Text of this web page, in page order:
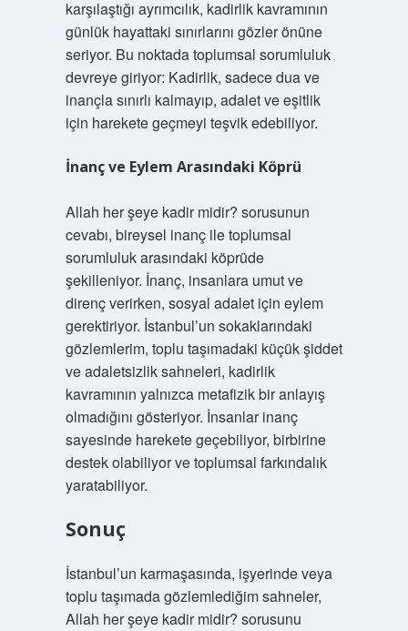
karşılaştığı ayrımcılık, kadirlik kavramının
günlük hayattaki sınırlarını gözler önüne
seriyor. Bu noktada toplumsal sorumluluk
devreye giriyor: Kadirlik, sadece dua ve
inançla sınırlı kalmayıp, adalet ve eşitlik
için harekete geçmeyi teşvik edebiliyor.
İnanç ve Eylem Arasındaki Köprü
Allah her şeye kadir midir? sorusunun
cevabı, bireysel inanç ile toplumsal
sorumluluk arasındaki köprüde
şekilleniyor. İnanç, insanlara umut ve
direnç verirken, sosyal adalet için eylem
gerektiriyor. İstanbul’un sokaklarındaki
gözlemlerim, toplu taşımadaki küçük şiddet
ve adaletsizlik sahneleri, kadirlik
kavramının yalnızca metafizik bir anlayış
olmadığını gösteriyor. İnsanlar inanç
sayesinde harekete geçebiliyor, birbirine
destek olabiliyor ve toplumsal farkındalık
yaratabiliyor.
Sonuç
İstanbul’un karmaşasında, işyerinde veya
toplu taşımada gözlemlediğim sahneler,
Allah her şeye kadir midir? sorusunu